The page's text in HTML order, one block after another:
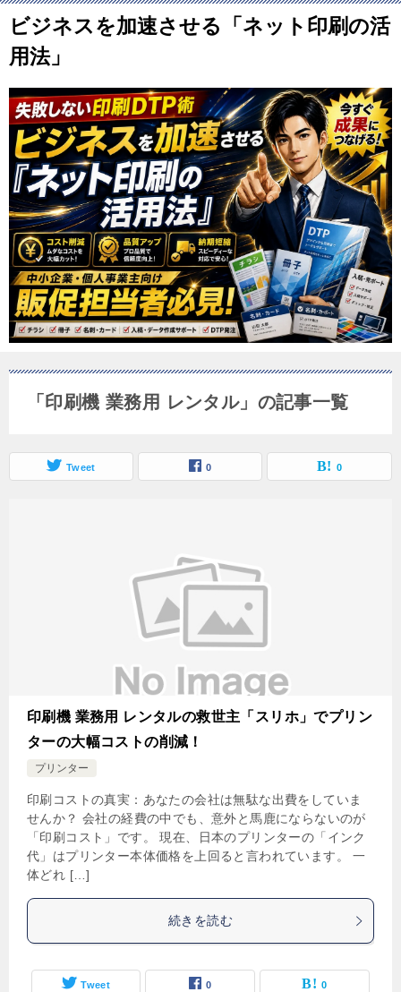
ビジネスを加速させる「ネット印刷の活
用法」
「印刷機 業務用 レンタル」の記事一覧
Tweet 0 0
印刷機 業務用 レンタルの救世主「スリホ」でプリン
ターの大幅コストの削減！
プリンター
印刷コストの真実：あなたの会社は無駄な出費をしていま
せんか？ 会社の経費の中でも、意外と馬鹿にならないのが
「印刷コスト」です。 現在、日本のプリンターの「インク
代」はプリンター本体価格を上回ると言われています。 一
体どれ […]
続きを読む
Tweet 0 0